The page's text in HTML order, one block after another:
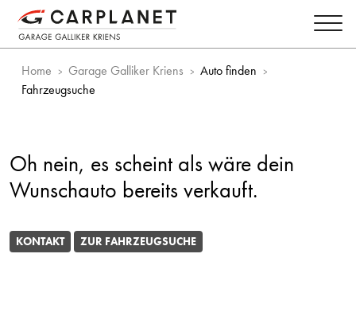
Home Garage Galliker Kriens
Auto finden
Fahrzeugsuche
Oh nein, es scheint als wäre dein
Wunschauto bereits verkauft.
KONTAKT ZUR FAHRZEUGSUCHE